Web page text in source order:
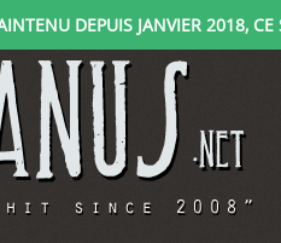
DEPUIS JANVIER 2018,